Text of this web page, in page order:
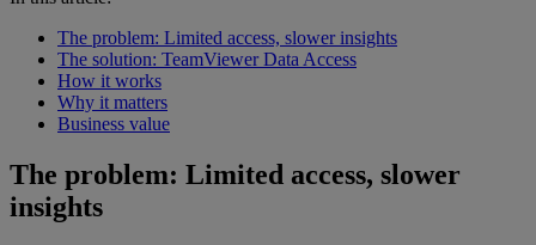
The problem: Limited access, slower insights
The solution: TeamViewer Data Access
How it works
Why it matters
Business value
The problem: Limited access, slower
insights